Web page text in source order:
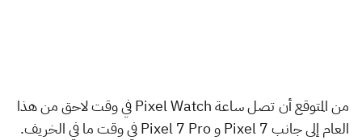
من المتوقع أن تصل ساعة Pixel Watch في وقت لاحق من هذا
العام إلى جانب Pixel 7 و Pixel 7 Pro في وقت ما في الخريف.